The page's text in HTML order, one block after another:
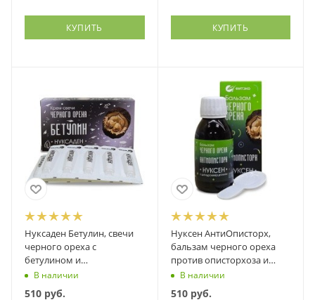
КУПИТЬ КУПИТЬ
Нуксаден Бетулин, свечи
черного ореха с
бетулином и
дигидрокверцетином,
Фитэко, 10 шт
В наличии
510 руб.
Нуксен АнтиОписторх,
бальзам черного ореха
против описторхоза и
других паразитов, Фитэко,
В наличии
510руб.